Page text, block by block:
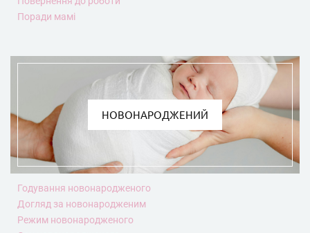
Поради мамі
НОВОНАРОДЖЕНИЙ
Годування новонародженого
Догляд за новонародженим
Режим новонародженого